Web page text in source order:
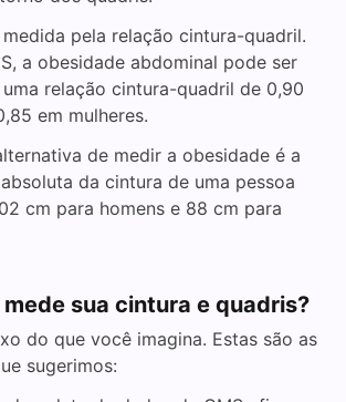
pela relação cintura-quadril.
a obesidade abdominal pode ser
relação cintura-quadril de 0,90
em mulheres.
de medir a obesidade é a
da cintura de uma pessoa
cm para homens e 88 cm para
sua cintura e quadris?
do que você imagina. Estas são as
sugerimos: